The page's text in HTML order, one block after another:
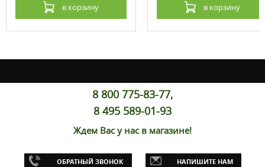
в корзину в корзину
8 800 775-83-77,
8 495 589-01-93
Ждем Вас у нас в магазине!
ОБРАТНЫЙ ЗВОНОК НАПИШИТЕ НАМ